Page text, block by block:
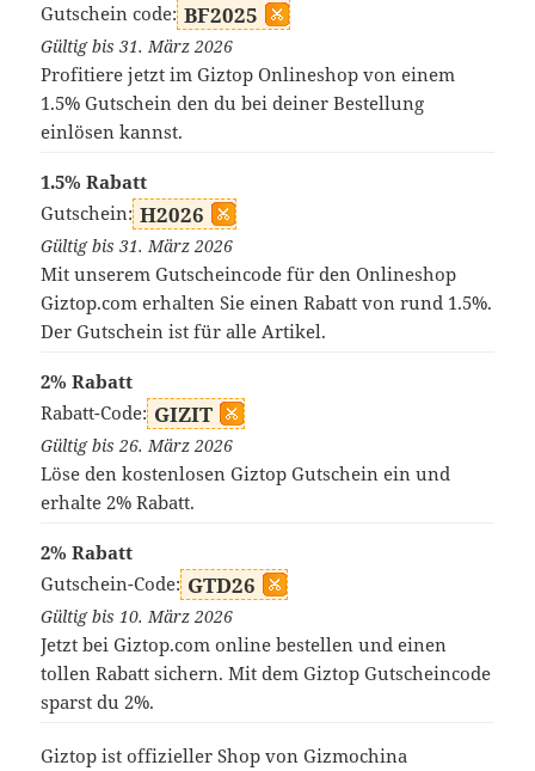
Gutschein code: BF2025
Gültig bis 31. März 2026
Profitiere jetzt im Giztop Onlineshop von einem
1.5% Gutschein den du bei deiner Bestellung
einlösen kannst.
1.5% Rabatt
Gutschein: H2026
Gültig bis 31. März 2026
Mit unserem Gutscheincode für den Onlineshop
Giztop.com erhalten Sie einen Rabatt von rund 1.5%.
Der Gutschein ist für alle Artikel.
2% Rabatt
Rabatt-Code: GIZIT
Gültig bis 26. März 2026
Löse den kostenlosen Giztop Gutschein ein und
erhalte 2% Rabatt.
2% Rabatt
Gutschein-Code: GTD26
Gültig bis 10. März 2026
Jetzt bei Giztop.com online bestellen und einen
tollen Rabatt sichern. Mit dem Giztop Gutscheincode
sparst du 2%.
Giztop ist offizieller Shop von Gizmochina